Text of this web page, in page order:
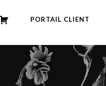
PORTAIL CLIENT